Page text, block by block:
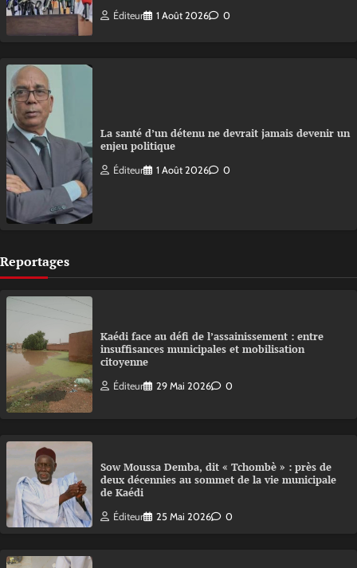
Éditeur 1 Août 2026 0
La santé d’un détenu ne devrait jamais devenir un
enjeu politique
Éditeur 1 Août 2026 0
Reportages
Kaédi face au défi de l’assainissement : entre
insuffisances municipales et mobilisation
citoyenne
Éditeur 29 Mai 2026 0
Sow Moussa Demba, dit « Tchombè » : près de
deux décennies au sommet de la vie municipale
de Kaédi
Éditeur 25 Mai 2026 0